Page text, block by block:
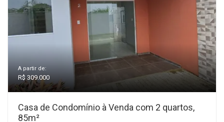
A partir de:
R$ 309.000
Casa de Condomínio à Venda com 2 quartos,
85m²